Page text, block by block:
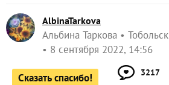
AlbinaTarkova
Альбина Таркова
Тобольск
8 сентября 2022, 14:56
Сказать спасибо! 3217